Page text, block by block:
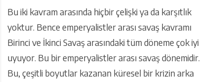
Bu iki kavram arasında hiçbir çelişki ya da karşıtlık
yoktur. Bence emperyalistler arası savaş kavramı
Birinci ve İkinci Savaş arasındaki tüm döneme çok iyi
uyuyor. Bu bir emperyalistler arası savaş dönemidir.
Bu, çeşitli boyutlar kazanan küresel bir krizin arka